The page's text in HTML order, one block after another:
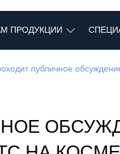
ПРОДУКЦИИ
публичное